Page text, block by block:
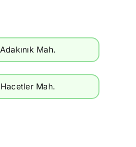
Adakınık Mah.
Hacetler Mah.